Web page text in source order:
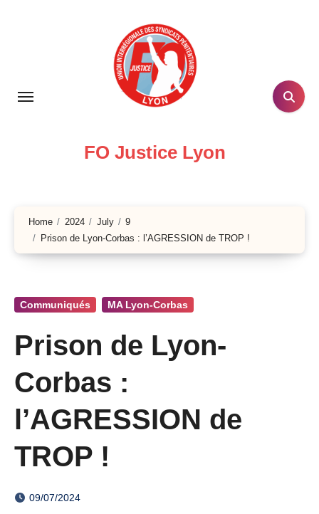
FO Justice Lyon
Home 2024 July
9
Prison de Lyon-Corbas : l’AGRESSION de TROP !
Communiqués MA Lyon-Corbas
Prison de Lyon-
Corbas :
l’AGRESSION de
TROP !
09/07/2024